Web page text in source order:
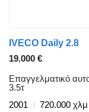
IVECO Daily 2.8
19.000 €
Επαγγελματικό
3.5τ
2001
720.000 χλμ